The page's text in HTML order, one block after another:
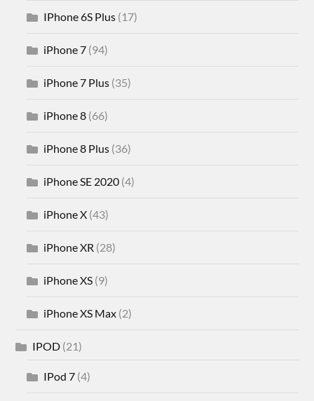
IPhone 6S Plus (17)
iPhone 7 (94)
iPhone 7 Plus (35)
iPhone 8 (66)
iPhone 8 Plus (36)
iPhone SE 2020 (4)
iPhone X (43)
iPhone XR (28)
iPhone XS (9)
iPhone XS Max (2)
IPOD (21)
IPod 7 (4)